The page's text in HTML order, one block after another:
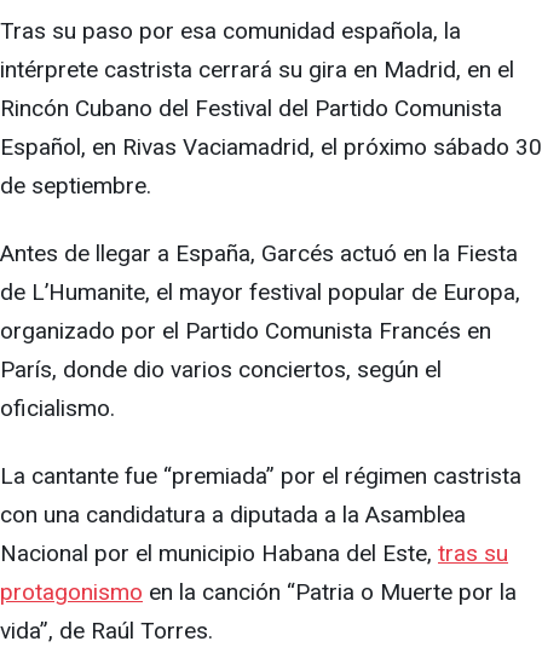
Tras su paso por esa comunidad española, la
intérprete castrista cerrará su gira en Madrid, en el
Rincón Cubano del Festival del Partido Comunista
Español, en Rivas Vaciamadrid, el próximo sábado 30
de septiembre.
Antes de llegar a España, Garcés actuó en la Fiesta
de L’Humanite, el mayor festival popular de Europa,
organizado por el Partido Comunista Francés en
París, donde dio varios conciertos, según el
oficialismo.
La cantante fue “premiada” por el régimen castrista
con una candidatura a diputada a la Asamblea
Nacional por el municipio Habana del Este, tras su
protagonismo en la canción “Patria o Muerte por la
vida”, de Raúl Torres.